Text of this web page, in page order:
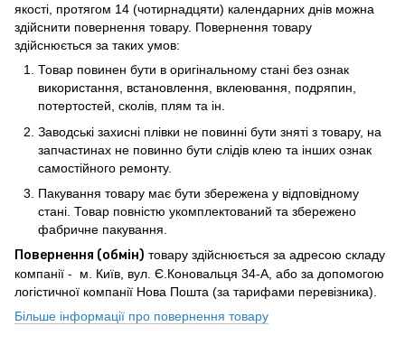
якості, протягом 14 (чотирнадцяти) календарних днів можна
здійснити повернення товару. Повернення товару
здійснюється за таких умов:
Товар повинен бути в оригінальному стані без ознак
використання, встановлення, вклеювання, подряпин,
потертостей, сколів, плям та ін.
Заводські захисні плівки не повинні бути зняті з товару, на
запчастинах не повинно бути слідів клею та інших ознак
самостійного ремонту.
Пакування товару має бути збережена у відповідному
стані. Товар повністю укомплектований та збережено
фабричне пакування.
Повернення (обмін) товару здійснюється за адресою складу
компанії - м. Київ, вул. Є.Коновальця 34-А, або за допомогою
логістичної компанії Нова Пошта (за тарифами перевізника).
Більше інформації про повернення товару